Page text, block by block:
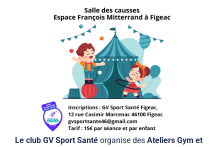
Le club GV Sport Santé organise des Ateliers Gym et